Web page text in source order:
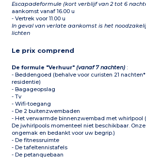
Escapadeformule (kort verblijf van 2 tot 6
aankomst vanaf 16.00 u
- Vertrek voor 11.00 u
In geval van verlate aankomst is het
lichten
Le prix comprend
De formule "Verhuur"(vanaf 7 nachten) :
- Beddengoed (behalve voor curisten 21
residentie)
- Bagageopslag
- Tv
- Wifi-toegang
- De 2 buitenzwembaden
- Het verwarmde binnenzwembad met whirlpool
De jwhirlpools momenteel niet beschikbaar.
ongemak en bedankt voor uw begrip.)
- De fitnessruimte
- De tafeltennistafels
- De petanquebaan